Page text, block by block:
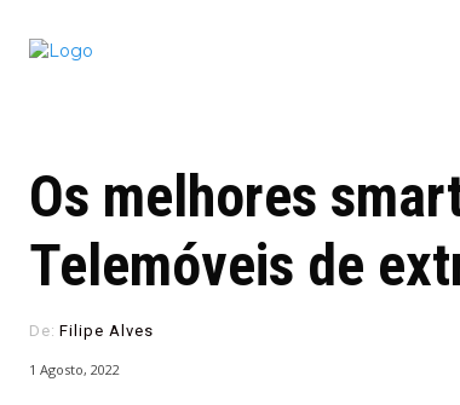
Os melhores
Telemóveis de
De: Filipe Alves
1 Agosto, 2022